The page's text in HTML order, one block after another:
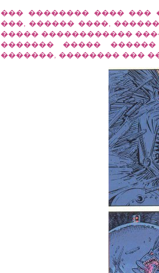
��� �������� ���� ���
���, ������ ����, ������
����� ������������
������� �����
�������, �������� ���